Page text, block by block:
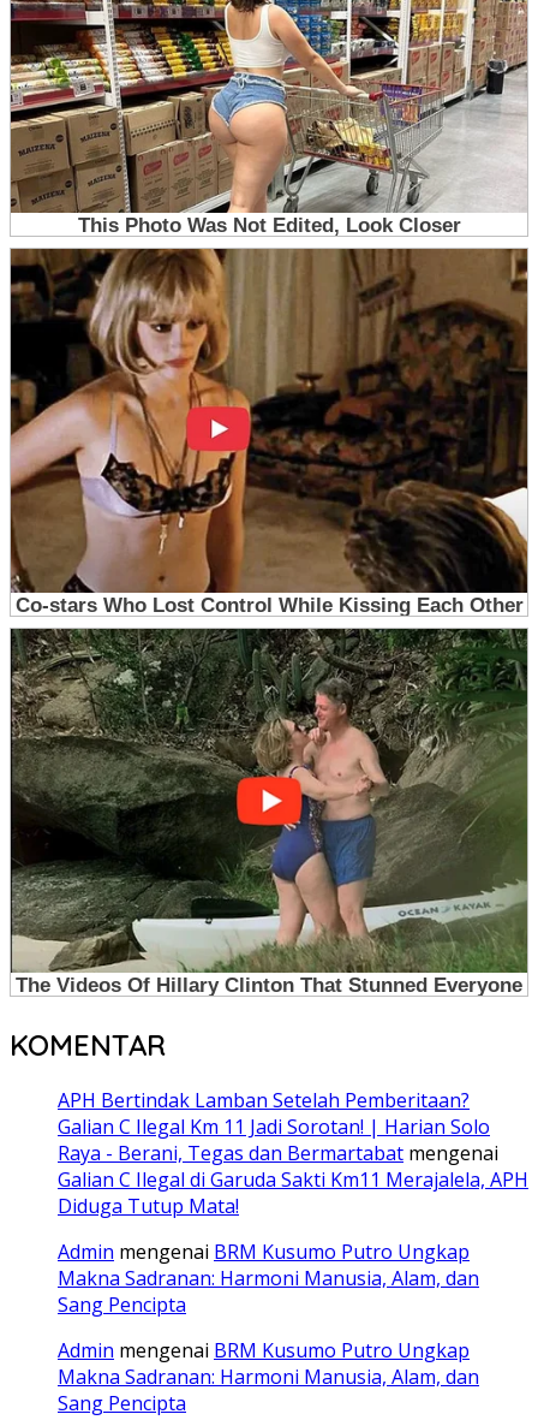
KOMENTAR
APH Bertindak Lamban Setelah Pemberitaan?
Galian C Ilegal Km 11 Jadi Sorotan! | Harian Solo
Raya - Berani, Tegas dan Bermartabat mengenai
Galian C Ilegal di Garuda Sakti Km11 Merajalela, APH
Diduga Tutup Mata!
Admin mengenai BRM Kusumo Putro Ungkap
Makna Sadranan: Harmoni Manusia, Alam, dan
Sang Pencipta
Admin mengenai BRM Kusumo Putro Ungkap
Makna Sadranan: Harmoni Manusia, Alam, dan
Sang Pencipta